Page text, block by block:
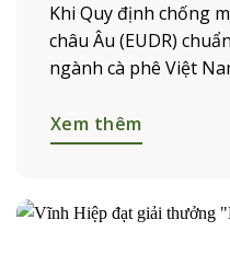
Khi Quy định chống
châu Âu (EUDR)
ngành cà phê Việt
Xem thêm